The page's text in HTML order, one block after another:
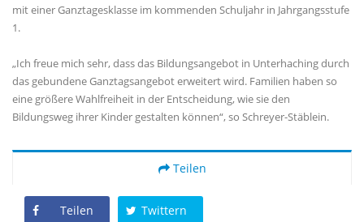
mit einer Ganztagesklasse im kommenden Schuljahr in Jahrgangsstufe
1.
Ich freue mich sehr, dass das Bildungsangebot in Unterhaching durch
das gebundene Ganztagsangebot erweitert wird. Familien haben so
eine größere Wahlfreiheit in der Entscheidung, wie sie den
Bildungsweg ihrer Kinder gestalten können“, so Schreyer-Stäblein.
Teilen
Teilen Twittern